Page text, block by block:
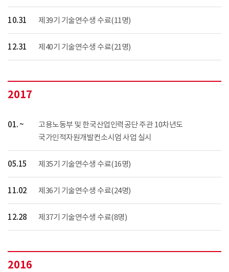
10.31 제39기 기술연수생 수료(11명)
12.31 제40기 기술연수생 수료(21명)
2017
01. ~
고용노동부 및 한국산업인력공단 주관 10차년도
국가인적자원개발컨소시엄 사업 실시
05.15 제35기 기술연수생 수료(16명)
11.02 제36기 기술연수생 수료(24명)
12.28 제37기 기술연수생 수료(8명)
2016